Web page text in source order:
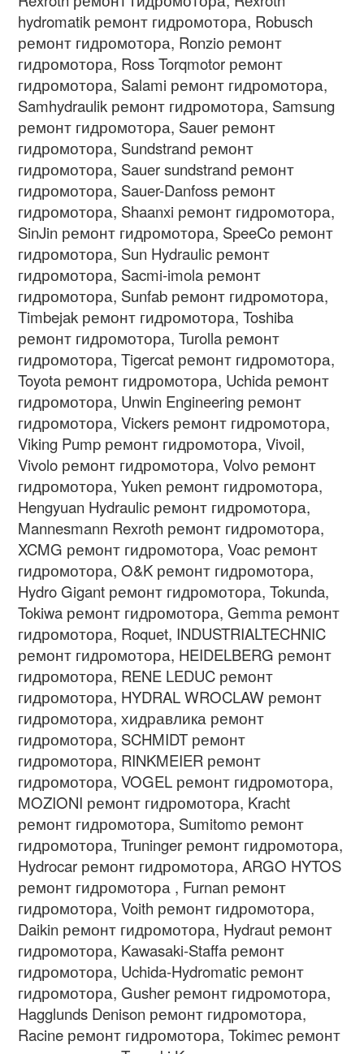
hydromatik ремонт гидромотора, Robusch
ремонт гидромотора, Ronzio ремонт
гидромотора, Ross Torqmotor ремонт
гидромотора, Salami ремонт гидромотора,
Samhydraulik ремонт гидромотора, Samsung
ремонт гидромотора, Sauer ремонт
гидромотора, Sundstrand ремонт
гидромотора, Sauer sundstrand ремонт
гидромотора, Sauer-Danfoss ремонт
гидромотора, Shaanxi ремонт гидромотора,
SinJin ремонт гидромотора, SpeeCo ремонт
гидромотора, Sun Hydraulic ремонт
гидромотора, Sacmi-imola ремонт
гидромотора, Sunfab ремонт гидромотора,
Timbejak ремонт гидромотора, Toshiba
ремонт гидромотора, Turolla ремонт
гидромотора, Tigercat ремонт гидромотора,
Toyota ремонт гидромотора, Uchida ремонт
гидромотора, Unwin Engineering ремонт
гидромотора, Vickers ремонт гидромотора,
Viking Pump ремонт гидромотора, Vivoil,
Vivolo ремонт гидромотора, Volvo ремонт
гидромотора, Yuken ремонт гидромотора,
Hengyuan Hydraulic ремонт гидромотора,
Mannesmann Rexroth ремонт гидромотора,
XCMG ремонт гидромотора, Voac ремонт
гидромотора, O&K ремонт гидромотора,
Hydro Gigant ремонт гидромотора, Tokunda,
Tokiwa ремонт гидромотора, Gemma ремонт
гидромотора, Roquet, INDUSTRIALTECHNIC
ремонт гидромотора, HEIDELBERG ремонт
гидромотора, RENE LEDUC ремонт
гидромотора, HYDRAL WROCLAW ремонт
гидромотора, хидравлика ремонт
гидромотора, SCHMIDT ремонт
гидромотора, RINKMEIER ремонт
гидромотора, VOGEL ремонт гидромотора,
MOZIONI ремонт гидромотора, Kracht
ремонт гидромотора, Sumitomo ремонт
гидромотора, Truninger ремонт гидромотора,
Hydrocar ремонт гидромотора, ARGO HYTOS
ремонт гидромотора , Furnan ремонт
гидромотора, Voith ремонт гидромотора,
Daikin ремонт гидромотора, Hydraut ремонт
гидромотора, Kawasaki-Staffa ремонт
гидромотора, Uchida-Hydromatic ремонт
гидромотора, Gusher ремонт гидромотора,
Hagglunds Denison ремонт гидромотора,
Racine ремонт гидромотора, Tokimec ремонт